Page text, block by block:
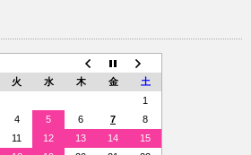
火 水 木 金
土
1
4 5 6 7
8
11 12 13 14
15